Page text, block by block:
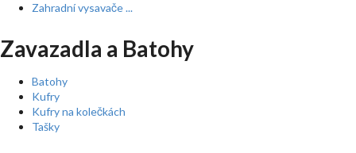
Zahradní vysavače ...
Zavazadla a Batohy
Batohy
Kufry
Kufry na kolečkách
Tašky